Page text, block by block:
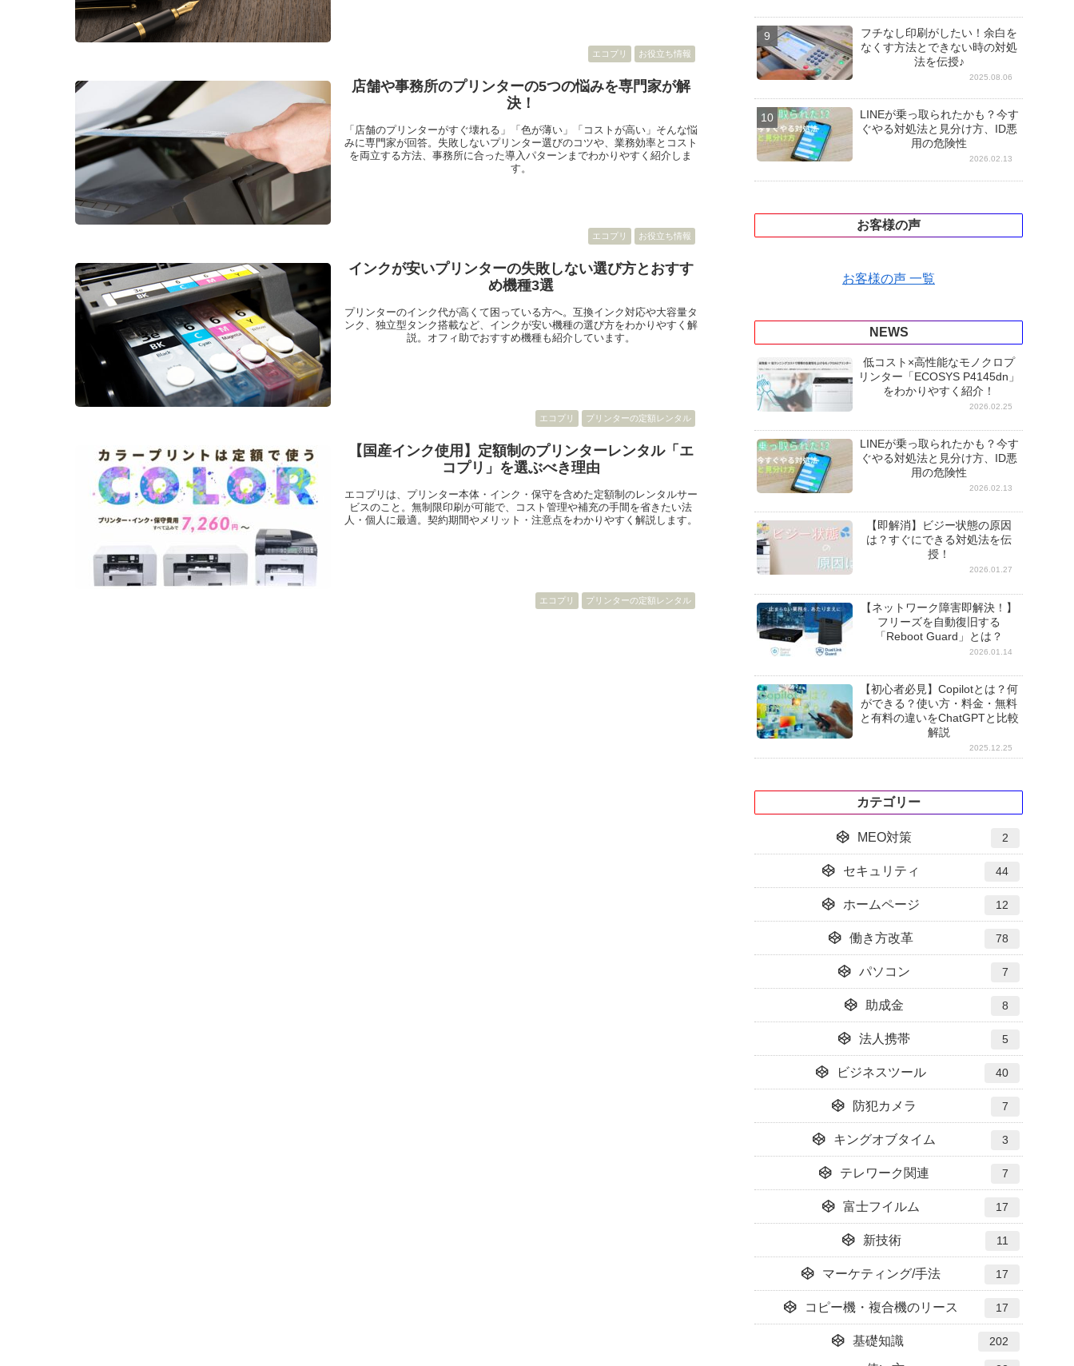
エコプリ お役立ち情報
店舗や事務所のプリンターの5つの悩みを専門家が解
決！
「店舗のプリンターがすぐ壊れる」「色が薄い」「コストが高い」そんな悩
みに専門家が回答。失敗しないプリンター選びのコツや、業務効率とコスト
を両立する方法、事務所に合った導入パターンまでわかりやすく紹介しま
す。
エコプリ お役立ち情報
インクが安いプリンターの失敗しない選び方とおすす
め機種3選
プリンターのインク代が高くて困っている方へ。互換インク対応や大容量タ
ンク、独立型タンク搭載など、インクが安い機種の選び方をわかりやすく解
説。オフィ助でおすすめ機種も紹介しています。
エコプリ プリンターの定額レンタル
【国産インク使用】定額制のプリンターレンタル「エ
コプリ」を選ぶべき理由
エコプリは、プリンター本体・インク・保守を含めた定額制のレンタルサー
ビスのこと。無制限印刷が可能で、コスト管理や補充の手間を省きたい法
人・個人に最適。契約期間やメリット・注意点をわかりやすく解説します。
エコプリ プリンターの定額レンタル
フチなし印刷がしたい！余白を
なくす方法とできない時の対処
法を伝授♪
2025.08.06
LINEが乗っ取られたかも？今す
ぐやる対処法と見分け方、ID悪
用の危険性
2026.02.13
お客様の声
お客様の声 一覧
NEWS
低コスト×高性能なモノクロプ
リンター「ECOSYS P4145dn」
をわかりやすく紹介！
2026.02.25
LINEが乗っ取られたかも？今す
ぐやる対処法と見分け方、ID悪
用の危険性
2026.02.13
【即解消】ビジー状態の原因
は？すぐにできる対処法を伝
授！
2026.01.27
【ネットワーク障害即解決！】
フリーズを自動復旧する
「Reboot Guard」とは？
2026.01.14
【初心者必見】Copilotとは？何
ができる？使い方・料金・無料
と有料の違いをChatGPTと比較
解説
2025.12.25
カテゴリー
MEO対策 2
セキュリティ 44
ホームページ 12
働き方改革 78
パソコン 7
助成金 8
法人携帯 5
ビジネスツール 40
防犯カメラ 7
キングオブタイム 3
テレワーク関連 7
富士フイルム 17
新技術 11
マーケティング/手法 17
コピー機・複合機のリース 17
基礎知識 202